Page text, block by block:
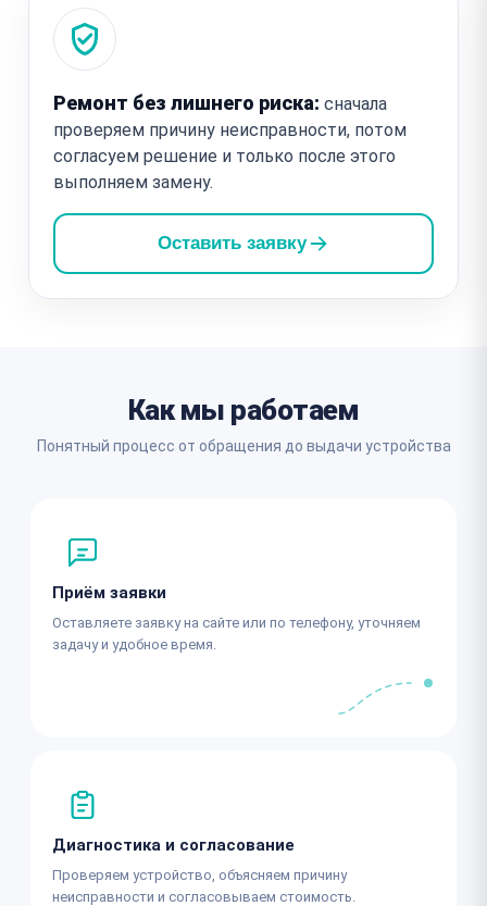
Ремонт без лишнего риска: сначала
проверяем причину неисправности, потом
согласуем решение и только после этого
выполняем замену.
Оставить заявку
Как мы работаем
Понятный процесс от обращения до выдачи устройства
Приём заявки
Оставляете заявку на сайте или по телефону, уточняем
задачу и удобное время.
Диагностика и согласование
Проверяем устройство, объясняем причину
неисправности и согласовываем стоимость.